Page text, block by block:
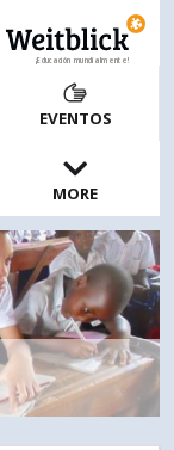
¡Educación mundialmente!
EVENTOS
MORE